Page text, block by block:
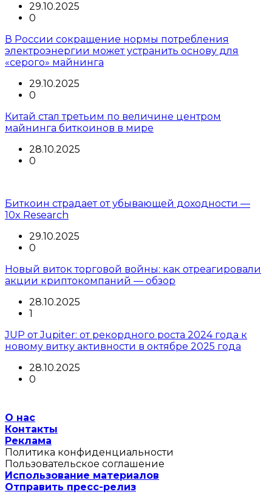
29.10.2025
0
В России сокращение нормы потребления
электроэнергии может устранить основу для
«серого» майнинга
29.10.2025
0
Китай стал третьим по величине центром
майнинга биткоинов в мире
28.10.2025
0
Биткоин страдает от убывающей доходности —
10x Research
29.10.2025
0
Новый виток торговой войны: как отреагировали
акции криптокомпаний — обзор
28.10.2025
1
JUP от Jupiter: от рекордного роста 2024 года к
новому витку активности в октябре 2025 года
28.10.2025
0
О нас
Контакты
Реклама
Политика конфиденциальности
Пользовательское соглашение
Использование материалов
Отправить пресс-релиз